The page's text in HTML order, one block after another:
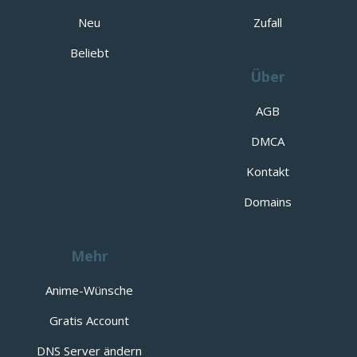
Neu
Beliebt
Zufall
Über
AGB
DMCA
Kontakt
Domains
Mehr
Anime-Wünsche
Gratis Account
DNS Server ändern